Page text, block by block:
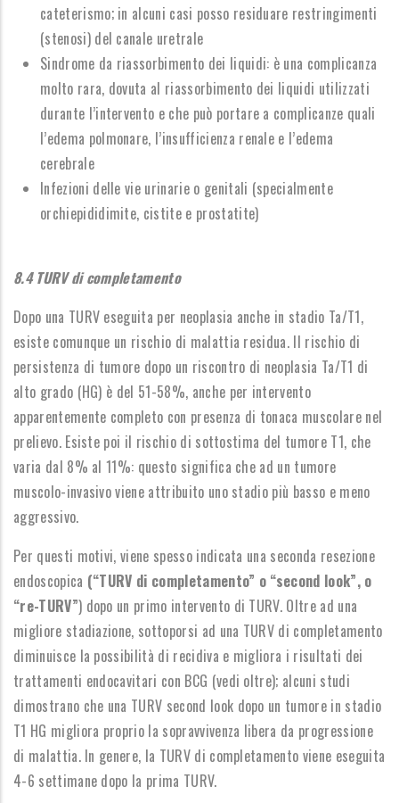
cateterismo; in alcuni casi posso residuare restringimenti
(stenosi) del canale uretrale
Sindrome da riassorbimento dei liquidi: è una complicanza
molto rara, dovuta al riassorbimento dei liquidi utilizzati
durante l’intervento e che può portare a complicanze quali
l’edema polmonare, l’insufficienza renale e l’edema
cerebrale
Infezioni delle vie urinarie o genitali (specialmente
orchiepididimite, cistite e prostatite)
8.4 TURV di completamento
Dopo una TURV eseguita per neoplasia anche in stadio Ta/T1,
esiste comunque un rischio di malattia residua. Il rischio di
persistenza di tumore dopo un riscontro di neoplasia Ta/T1 di
alto grado (HG) è del 51-58%, anche per intervento
apparentemente completo con presenza di tonaca muscolare nel
prelievo. Esiste poi il rischio di sottostima del tumore T1, che
varia dal 8% al 11%: questo significa che ad un tumore
muscolo-invasivo viene attribuito uno stadio più basso e meno
aggressivo.
Per questi motivi, viene spesso indicata una seconda resezione
endoscopica (“TURV di completamento” o “second look”, o
“re-TURV”) dopo un primo intervento di TURV. Oltre ad una
migliore stadiazione, sottoporsi ad una TURV di completamento
diminuisce la possibilità di recidiva e migliora i risultati dei
trattamenti endocavitari con BCG (vedi oltre); alcuni studi
dimostrano che una TURV second look dopo un tumore in stadio
T1 HG migliora proprio la sopravvivenza libera da progressione
di malattia. In genere, la TURV di completamento viene eseguita
4-6 settimane dopo la prima TURV.